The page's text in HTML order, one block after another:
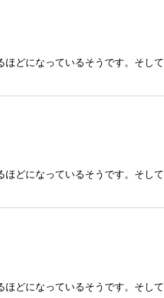
どになっているそうです。そし
どになっているそうです。そし
どになっているそうです。そし